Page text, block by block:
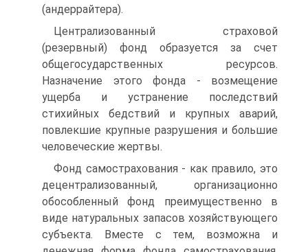
(андеррайтера).
Централизованный страховой
(резервный) фонд образуется за счет
общегосударственных ресурсов.
Назначение этого фонда - возмещение
ущерба и устранение последствий
стихийных бедствий и крупных аварий,
повлекшие крупные разрушения и большие
человеческие жертвы.
Фонд самострахования - как правило, это
децентрализованный, организационно
обособленный фонд преимущественно в
виде натуральных запасов хозяйствующего
субъекта. Вместе с тем, возможна и